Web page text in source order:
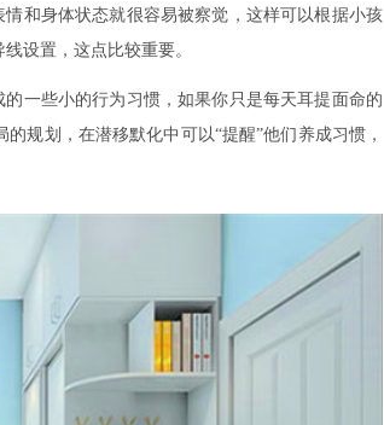
和身体状态就很容易被察觉，这样可以根据小孩
设置，这点比较重要。
一些小的行为习惯，如果你只是每天耳提面命的
规划，在潜移默化中可以“提醒”他们养成习惯，